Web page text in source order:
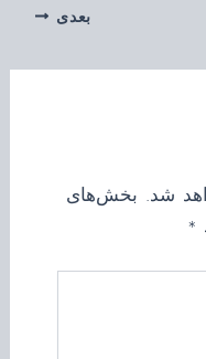
بعدی
شد. بخش‌های
*